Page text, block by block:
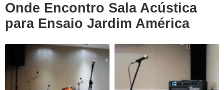
Onde Encontro Sala Acústica
para Ensaio Jardim América